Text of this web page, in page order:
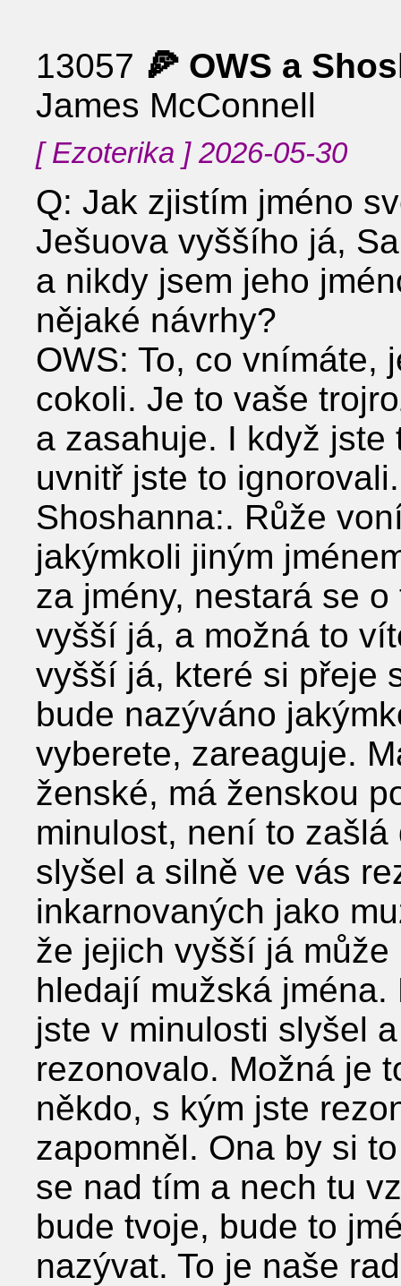
13057 🍕 OWS a
James McConnell
[ Ezoterika ] 2026-05-30
Q: Jak zjistím jméno
Ješuova vyššího já,
a nikdy jsem jeho
nějaké návrhy?
OWS: To, co vnímáte,
cokoli. Je to vaše
a zasahuje. I když
uvnitř jste to ignorovali.
Shoshanna:. Růže
jakýmkoli jiným
za jmény, nestará se
vyšší já, a možná to
vyšší já, které si přeje
bude nazýváno
vyberete, zareaguje.
ženské, má ženskou
minulost, není to
slyšel a silně ve vás
inkarnovaných jako
že jejich vyšší já
hledají mužská
jste v minulosti slyšel
rezonovalo. Možná je
někdo, s kým jste
zapomněl. Ona by si
se nad tím a nech tu
bude tvoje, bude to
nazývat. To je naše